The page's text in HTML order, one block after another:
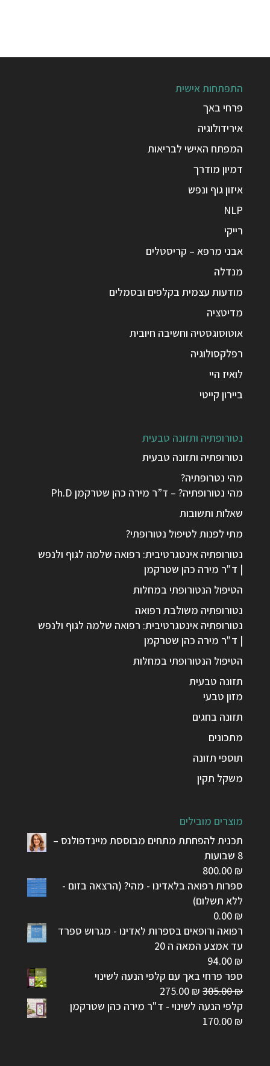
התפתחות אישית
פרחי באך
אירידולוגיה
המפתח האישי לבריאות
דמיון מודרך
איזון גוף ונפש
NLP
רייקי
אבני מרפא – קריסטלים
מנדלה
מודעות עצמית בקלפים ובסמלים
מדיטציה
אוטוסוגסטיה וחשיבה חיובית
רפלקסולוגיה
לואיז היי
ביירון קייטי
נטורופתיה ותזונה טבעית
נטורופתיה ותזונה טבעית
מהי נטרופתיה?
מהי נטורופתיה? – ד”ר מירה כהן שטרקמן Ph.D
שאלות ותשובות
מתי לפנות לטיפול נטורופתי?
נטורופתיה אינטגרטיבית: רפואה שלמה לגוף ולנפש
| ד"ר מירה כהן שטרקמן
הטיפול הנטורופתי במחלות
נטורופתיה משולבת רפואה
נטורופתיה אינטגרטיבית: רפואה שלמה לגוף ולנפש
| ד"ר מירה כהן שטרקמן
הטיפול הנטורופתי במחלות
תזונה טבעית
מזון טבעי
תזונה בחגים
מתכונים
תוספי תזונה
משקל תקין
מוצרים מובילים
תכנית להפחתת מתחים מבוססת מיינדפולנס –
8 שבועות
800.00 ₪
ספרות רפואה בלאדינו - מהי? (הרצאה בזום -
ללא תשלום)
0.00 ₪
רפואה ורופאים בספרות לאדינו - מגרוש ספרד
עד אמצע המאה ה 20
94.00 ₪
ספר פרחי באך עם קלפי הנעה לשינוי
305.00₪
המחיר
המקורי
275.00 ₪
המחיר
הנוכחי
קלפי הנעה לשינוי - ד"ר מירה כהן שטרקמן
170.00 ₪